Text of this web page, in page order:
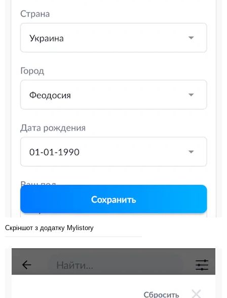
Скріншот з додатку Mylistory